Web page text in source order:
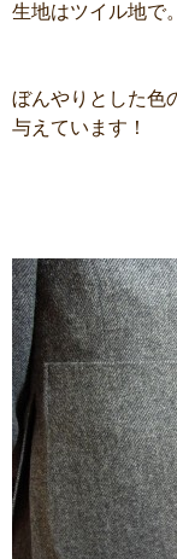
生地はツイル地で。
ぼんやりとした色
与えています！